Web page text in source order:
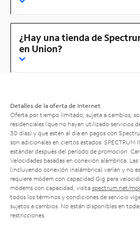
¿Hay una tienda de
en Union?
Detalles de la oferta de Internet
Oferta por tiempo limitado; sujeta a cambios;
residenciales (que no hayan utilizado servicios
30 días) y que estén al día en pagos con
son adicionales en ciertos estados. SPECTRUM
estándar después del período de promoción.
Velocidades basadas en conexión alámbrica.
(incluyendo conexión inalámbrica) varían y no
requiere módem con capacidad Gig para
módems con capacidad, visita spectrum.net/
todos los términos y condiciones de servicio
sujetos a cambios. No están disponibles en
restricciones.